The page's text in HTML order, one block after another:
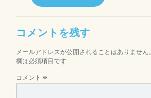
コメントを残す
メールアドレスが公開されることはありません。
欄は必須項目です
コメント ※